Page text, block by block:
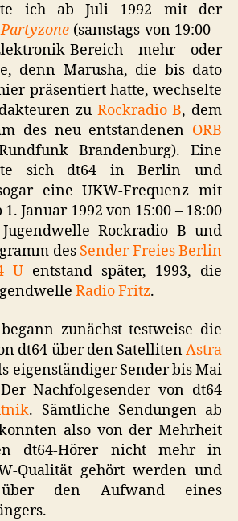
ich ab Juli 1992 mit der
Partyzone (samstags von 19:00 –
Bereich mehr oder
denn Marusha, die bis dato
präsentiert hatte, wechselte
zu Rockradio B, dem
des neu entstandenen ORB
Brandenburg). Eine
sich dt64 in Berlin und
eine UKW-Frequenz mit
Januar 1992 von 15:00 – 18:00
Rockradio B und
des Sender Freies Berlin
U entstand später, 1993, die
Radio Fritz.
zunächst testweise die
dt64 über den SatellitenAstra
eigenständiger Sender bis Mai
Nachfolgesender von dt64
. Sämtliche Sendungen ab
also von der Mehrheit
dt64-Hörer nicht mehr in
Qualität gehört werden und
den Aufwand eines